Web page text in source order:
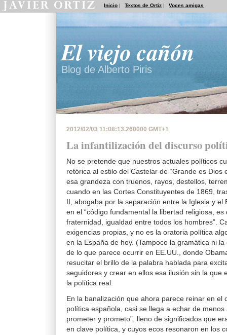
Inicio | Textos de Ortiz | Voces amigas
El viejo cañón
Blog de Alberto Piris
2012/02/03 11:08:13.260000 GMT+1
La infantilización del discurso
No se pretende que nuestros actuales políticos
retórica al estilo del Castelar de “Grande es
esa grandeza con truenos, rayos, destellos,
cuando en las Cortes Constituyentes de 1869,
II, abogaba por la separación entre la Iglesia y el
en el “código fundamental la libertad religiosa, es
fraternidad, igualdad entre todos los hombres”.
exigencias propias, y no es la oratoria política
en la España de hoy. (Tampoco la gramática ni
de lo que parece ocurrir en EE.UU., donde
resucitar el brillo de la palabra hablada para
seguidores y crear en ellos esa ilusión sin la que
la política real.
En la banalización que ahora parece reinar en el
política española, casi se llega a echar de menos
prometer y prometo”, lleno de significados que
en clave política, y cuyos ecos resonaron en los